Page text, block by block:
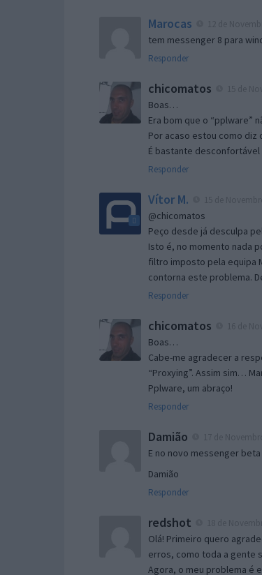
Marocas
tem messenger 8 para
Responder
chicomatos
Boas…
Era bom que o “pplware”
Por acaso estou como diz
É bastante
Responder
Vítor M.
@chicomatos
Peço desde já desculpa
Isto é, no momento nada
filtro imposto pela equipa
contorna este problema.
Responder
chicomatos
Boas…
Cabe-me agradecer a
“Proxying”. Assim sim…
Pplware, um abraço!
Responder
Damião
E no novo messenger
Damião
Responder
redshot
Olá! Primeiro quero
erros, como toda a gente
Agora, o meu problema é